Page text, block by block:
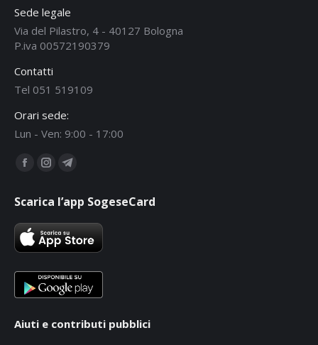
Sede legale
Via del Pilastro, 4 - 40127 Bologna
P.iva 00572190379
Contatti
Tel 051 519109
Orari sede:
Lun - Ven: 9:00 - 17:00
Ci puoi trovare su:
Facebook
opens
in
new
Instagram
opens
in
new
Telegram
opens
in
new
Scarica l’app SogeseCard
Aiuti e contributi pubblici